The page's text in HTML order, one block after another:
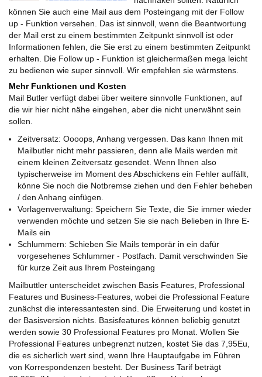
können Sie auch eine Mail aus dem Posteingang mit der Follow
up - Funktion versehen. Das ist sinnvoll, wenn die Beantwortung
der Mail erst zu einem bestimmten Zeitpunkt sinnvoll ist oder
Informationen fehlen, die Sie erst zu einem bestimmten Zeitpunkt
erhalten. Die Follow up - Funktion ist gleichermaßen mega leicht
zu bedienen wie super sinnvoll. Wir empfehlen sie wärmstens.
Mehr Funktionen und Kosten
Mail Butler verfügt dabei über weitere sinnvolle Funktionen, auf
die wir hier nicht nähe eingehen, aber die nicht unerwähnt sein
sollen.
Zeitversatz: Oooops, Anhang vergessen. Das kann Ihnen mit
Mailbutler nicht mehr passieren, denn alle Mails werden mit
einem kleinen Zeitversatz gesendet. Wenn Ihnen also
typischerweise im Moment des Abschickens ein Fehler auffällt,
könne Sie noch die Notbremse ziehen und den Fehler beheben
/ den Anhang einfügen.
Vorlagenverwaltung: Speichern Sie Texte, die Sie immer wieder
verwenden möchte und setzen Sie sie nach Belieben in Ihre E-
Mails ein
Schlummern: Schieben Sie Mails temporär in ein dafür
vorgesehenes Schlummer - Postfach. Damit verschwinden Sie
für kurze Zeit aus Ihrem Posteingang
Mailbuttler unterscheidet zwischen Basis Features, Professional
Features und Business-Features, wobei die Professional Feature
zunächst die interessantesten sind. Die Erweiterung und kostet in
der Basisversion nichts. Basisfeatures können beliebig genutzt
werden sowie 30 Professional Features pro Monat. Wollen Sie
Professional Features unbegrenzt nutzen, kostet Sie das 7,95Eu,
die es sicherlich wert sind, wenn Ihre Hauptaufgabe im Führen
von Korrespondenzen besteht. Der Business Tarif beträgt